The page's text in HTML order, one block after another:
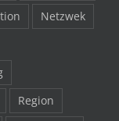
Netzwek
Region